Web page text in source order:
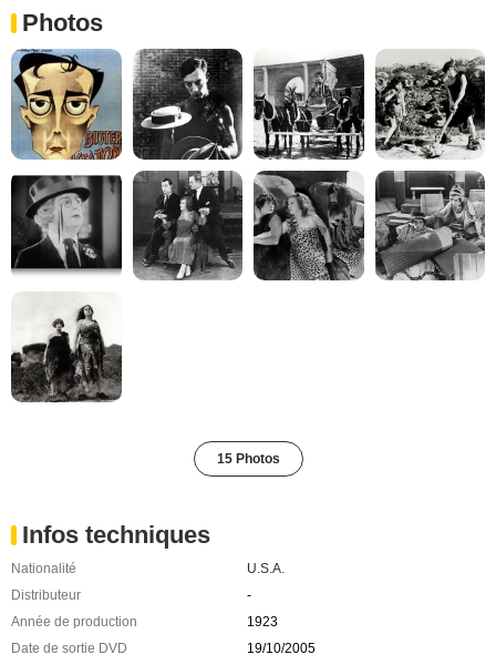
Photos
15 Photos
Infos techniques
Nationalité
U.S.A.
Distributeur
-
Année de production
1923
Date de sortie DVD
19/10/2005